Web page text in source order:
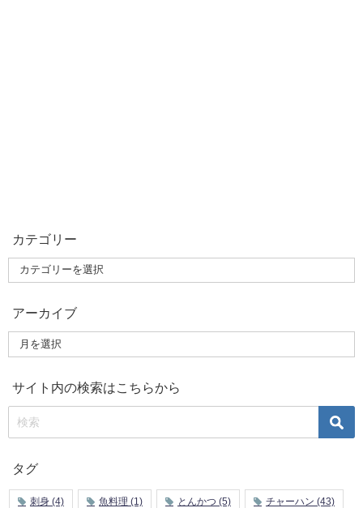
カテゴリー
アーカイブ
サイト内の検索はこちらから
タグ
刺身 (4) 魚料理 (1) とんかつ (5) チャーハン (43)